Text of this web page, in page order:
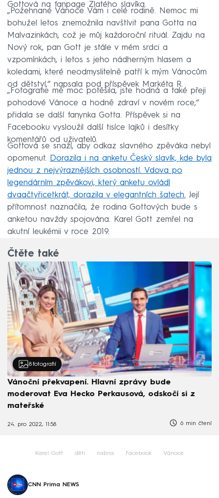
Gottová na fanpage Zlatého slavíka.
„Požehnané Vánoce Vám i celé rodině. Nemoc mi
bohužel letos znemožnila navštívit pana Gotta na
Malvazinkách, což je můj každoroční rituál. Zajdu na
Nový rok, pan Gott je stále v mém srdci a
vzpomínkách, i letos s jeho nádherným hlasem a
koledami, které neodmyslitelně patří k mým Vánocům
od dětství,“ napsala pod příspěvek Markéta R.
„Fotografie mě moc potěšila, jste hodná a také přeji
pohodové Vánoce a hodně zdraví v novém roce,“
přidala se další fanynka Gotta. Příspěvek si na
Facebooku vysloužil další tisíce lajků i desítky
komentářů od uživatelů.
Gottová se snaží, aby odkaz slavného zpěváka nebyl
opomenut. Dorazila i na anketu Český slavík, kde byla
jednou z nejvýraznějších osobností. Vdova po
legendárním zpěvákovi, který anketu ovládl
dvaačtyřicetkrát, dorazila v elegantních šatech. Její
přítomnost naznačila, že rodina Gottových bude s
anketou navždy spojována. Karel Gott zemřel na
akutní leukémii v roce 2019.
Čtěte také
8 fotografií
Vánoční překvapení. Hlavní zprávy bude
moderovat Eva Hecko Perkausová, odskočí si z
mateřské
24. pro 2022, 11:58 6 min čtení
Karel Gott děti rodina Facebook Vánoce
CNN Prima NEWS